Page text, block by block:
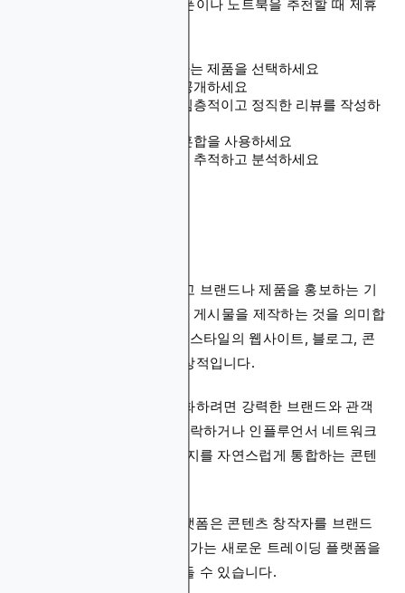
기술 리뷰 사이트는 스마트폰이나 노트북을 추천할 때 제휴
관객의 관심사에 부합하는 제품을 선택하세요
제휴 관계를 투명하게 공개하세요
신뢰를 구축하기 위해 심층적이고 정직한 리뷰를 작성하
텍스트 링크와 배너의 혼합을 사용하세요
정기적으로 제휴 성과를 추적하고 분석하세요
스폰서 콘텐츠는 대가를 받고 브랜드나 제품을 홍보하는 기
사, 비디오 또는 소셜 미디어 게시물을 제작하는 것을 의미합
니다. 이 방법은 인플루언서 스타일의 웹사이트, 블로그, 콘
텐츠가 풍부한 플랫폼에 이상적입니다.
스폰서 콘텐츠를 통해 수익화하려면 강력한 브랜드와 관객
을 구축하고, 관련 회사에 연락하거나 인플루언서 네트워크
에 가입하며, 스폰서의 메시지를 자연스럽게 통합하는 콘텐
Izea와 AspireIQ와 같은 플랫폼은 콘텐츠 창작자를 브랜드
와 연결해 줍니다. 외환 분석가는 새로운 트레이딩 플랫폼을
소개하는 스폰서 기사를 만들 수 있습니다.